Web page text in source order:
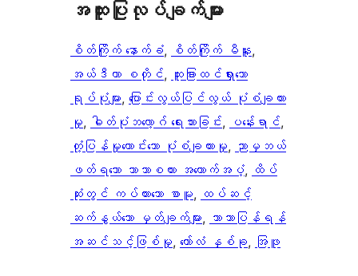
အ​ထူး​ပြု​လုပ်​ချက်​များ
စိတ်ကြိုက် နောက်ခံ, စိတ်ကြိုက် မီနူး
အယ်ဒီတာ စတိုင်, ထူးခြားထင်ရှားသော
ရုပ်ပုံများ, ပြောင်းလွယ်ပြင်လွယ် ပုံစံချထား
မှု, ဓါတ်ပုံဘလော့ဂ် ရေးသားခြင်း, ပန်းေရာင်
တုံ့ပြန်မှုကောင်းသော ပုံစံချထားမှု, ညာမှဘယ်
ဖတ်ရသော ဘာသာစကား အထောက်အပံ့, ထိပ်
ဆုံးတွင် ကပ်ထားသော စာမူ, ထပ်ဆင့်
ဆက်နွယ်သော မှတ်ချက်များ, ဘာသာပြန်ရန်
အဆင်သင့်ဖြစ်မှု, ကော်လံ နှစ်ခု, အြဖူ